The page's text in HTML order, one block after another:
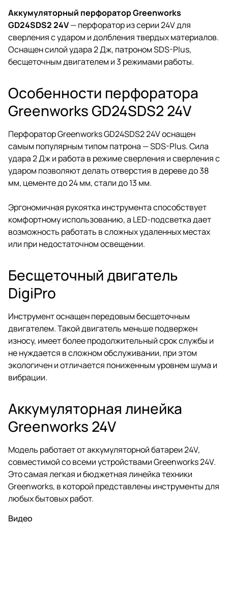
Аккумуляторный перфоратор Greenworks
GD24SDS2 24V— перфоратор из серии 24V для
сверления с ударом и долбления твердых материалов.
Оснащен силой удара 2 Дж, патроном SDS-Plus,
бесщеточным двигателем и 3 режимами работы.
Особенности перфоратора
Greenworks GD24SDS2 24V
Перфоратор Greenworks GD24SDS2 24V оснащен
самым популярным типом патрона — SDS-Plus. Сила
удара 2 Дж и работа в режиме сверления и сверления с
ударом позволяют делать отверстия в дереве до 38
мм, цементе до 24 мм, стали до 13 мм.
Эргономичная рукоятка инструмента способствует
комфортному использованию, а LED-подсветка дает
возможность работать в сложных удаленных местах
или при недостаточном освещении.
Бесщеточный двигатель
DigiPro
Инструмент оснащен передовым бесщеточным
двигателем. Такой двигатель меньше подвержен
износу, имеет более продолжительный срок службы и
не нуждается в сложном обслуживании, при этом
экологичен и отличается пониженным уровнем шума и
вибрации.
Аккумуляторная линейка
Greenworks 24V
Модель работает от аккумуляторной батареи 24V,
совместимой со всеми устройствами Greenworks 24V.
Это самая легкая и бюджетная линейка техники
Greenworks, в которой представлены инструменты для
любых бытовых работ.
Видео